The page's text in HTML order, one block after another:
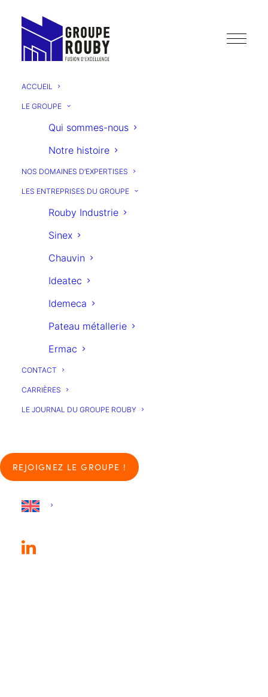
ACCUEIL
LE GROUPE
Qui sommes-nous
Notre histoire
NOS DOMAINES D’EXPERTISES
LES ENTREPRISES DU GROUPE
Rouby Industrie
Sinex
Chauvin
Ideatec
Idemeca
Pateau métallerie
Ermac
CONTACT
CARRIÈRES
LE JOURNAL DU GROUPE ROUBY
REJOIGNEZ LE GROUPE !
LE
JOURNAL
dugroupe
ROUBY